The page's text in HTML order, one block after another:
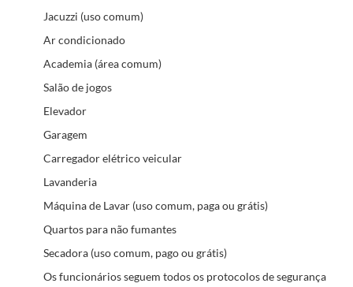
Jacuzzi (uso comum)
Ar condicionado
Academia (área comum)
Salão de jogos
Elevador
Garagem
Carregador elétrico veicular
Lavanderia
Máquina de Lavar (uso comum, paga ou grátis)
Quartos para não fumantes
Secadora (uso comum, pago ou grátis)
Os funcionários seguem todos os protocolos de segurança